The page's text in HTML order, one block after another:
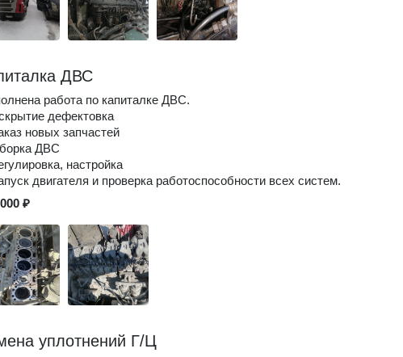
ДВС
работа по капиталке ДВС.
дефектовка
новых запчастей
ДВС
настройка
двигателя и проверка работоспособности всех систем.
₽
уплотнений Г/Ц